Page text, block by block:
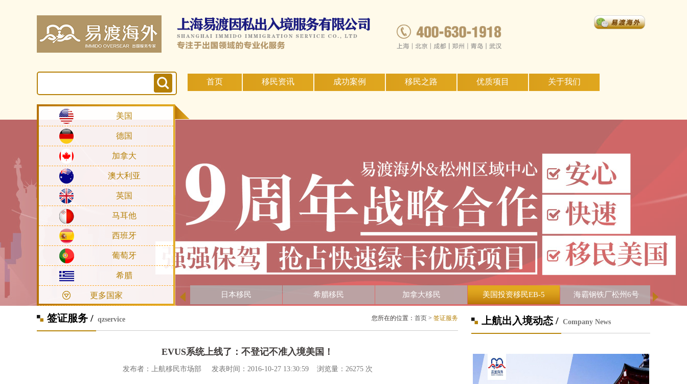
首页 移民资讯 成功案例 移民之路 优质项目 关于我们
美国
德国
加拿大
澳大利亚
英国
马耳他
西班牙
葡萄牙
希腊
更多国家 日本移民 希腊移民 加拿大移民 美国投资移民EB-5 海霸钢铁厂松州6号
签证服务 / qzservice 您所在的位置： 首页 > 签证服务
EVUS系统上线了：不登记不准入境美国！
发布者：上航移民市场部 发表时间：2016-10-27 13:30:59 浏览量：26275 次
上航出入境动态 / Company News